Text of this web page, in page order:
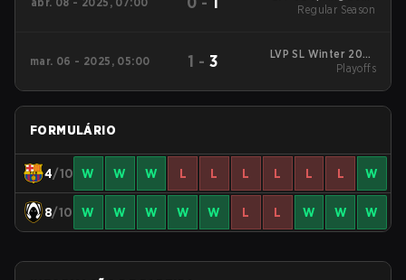
Regular Season
Regular Season
mar. 06 - 2025, 05:00 1 - 3
LVP SL Winter 2025
Playoffs
Playoffs
FORMULÁRIO
4/10 W W W L L L L L L W
8/10 W W W W W L L W W W